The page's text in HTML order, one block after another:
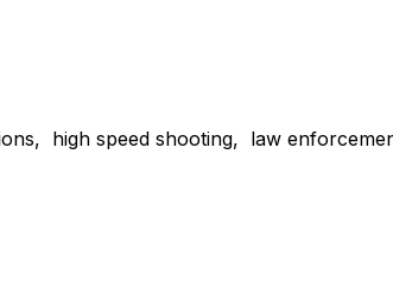
high speed shooting, law